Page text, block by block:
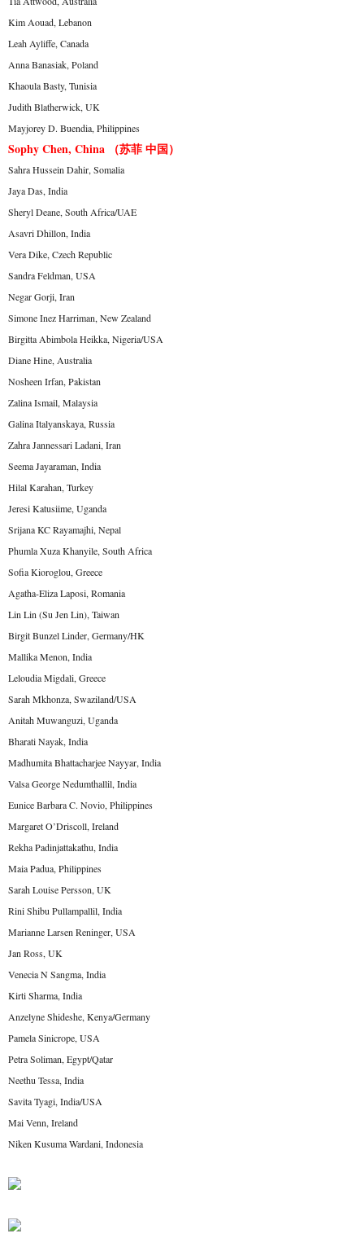
Kim Aouad, Lebanon
Leah Ayliffe, Canada
Anna Banasiak, Poland
Khaoula Basty, Tunisia
Judith Blatherwick, UK
Mayjorey D. Buendia, Philippines
Sophy Chen, China （苏菲 中国）
Sahra Hussein Dahir, Somalia
Jaya Das, India
Sheryl Deane, South Africa/UAE
Asavri Dhillon, India
Vera Dike, Czech Republic
Sandra Feldman, USA
Negar Gorji, Iran
Simone Inez Harriman, New Zealand
Birgitta Abimbola Heikka, Nigeria/USA
Diane Hine, Australia
Nosheen Irfan, Pakistan
Zalina Ismail, Malaysia
Galina Italyanskaya, Russia
Zahra Jannessari Ladani, Iran
Seema Jayaraman, India
Hilal Karahan, Turkey
Jeresi Katusiime, Uganda
Srijana KC Rayamajhi, Nepal
Phumla Xuza Khanyile, South Africa
Sofia Kioroglou, Greece
Agatha-Eliza Laposi, Romania
Lin Lin (Su Jen Lin), Taiwan
Birgit Bunzel Linder, Germany/HK
Mallika Menon, India
Leloudia Migdali, Greece
Sarah Mkhonza, Swaziland/USA
Anitah Muwanguzi, Uganda
Bharati Nayak, India
Madhumita Bhattacharjee Nayyar, India
Valsa George Nedumthallil, India
Eunice Barbara C. Novio, Philippines
Margaret O’Driscoll, Ireland
Rekha Padinjattakathu, India
Maia Padua, Philippines
Sarah Louise Persson, UK
Rini Shibu Pullampallil, India
Marianne Larsen Reninger, USA
Jan Ross, UK
Venecia N Sangma, India
Kirti Sharma, India
Anzelyne Shideshe, Kenya/Germany
Pamela Sinicrope, USA
Petra Soliman, Egypt/Qatar
Neethu Tessa, India
Savita Tyagi, India/USA
Mai Venn, Ireland
Niken Kusuma Wardani, Indonesia